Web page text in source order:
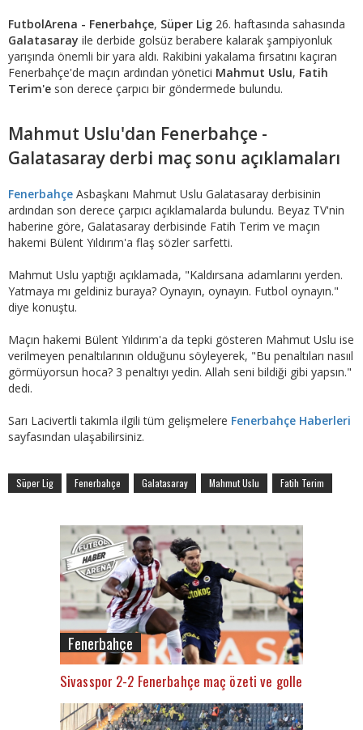
FutbolArena - Fenerbahçe, Süper Lig 26. haftasında sahasında
Galatasaray ile derbide golsüz berabere kalarak şampiyonluk
yarışında önemli bir yara aldı. Rakibini yakalama fırsatını kaçıran
Fenerbahçe'de maçın ardından yönetici Mahmut Uslu, Fatih
Terim'e son derece çarpıcı bir göndermede bulundu.
Mahmut Uslu'dan Fenerbahçe -
Galatasaray derbi maç sonu açıklamaları
Fenerbahçe Asbaşkanı Mahmut Uslu Galatasaray derbisinin
ardından son derece çarpıcı açıklamalarda bulundu. Beyaz TV'nin
haberine göre, Galatasaray derbisinde Fatih Terim ve maçın
hakemi Bülent Yıldırım'a flaş sözler sarfetti.
Mahmut Uslu yaptığı açıklamada, "Kaldırsana adamlarını yerden.
Yatmaya mı geldiniz buraya? Oynayın, oynayın. Futbol oynayın."
diye konuştu.
Maçın hakemi Bülent Yıldırım'a da tepki gösteren Mahmut Uslu ise
verilmeyen penaltılarının olduğunu söyleyerek, "Bu penaltıları nasııl
görmüyorsun hoca? 3 penaltıyı yedin. Allah seni bildiği gibi yapsın."
dedi.
Sarı Lacivertli takımla ilgili tüm gelişmelere Fenerbahçe Haberleri
sayfasından ulaşabilirsiniz.
Süper Lig Fenerbahçe Galatasaray Mahmut Uslu Fatih Terim
Fenerbahçe
Sivasspor 2-2 Fenerbahçe maç özeti ve golleri (İZLE)